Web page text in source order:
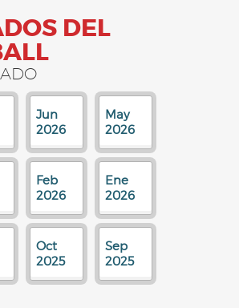
DEL
Jun
2026
May
2026
Feb
2026
Ene
2026
Oct
2025
Sep
2025